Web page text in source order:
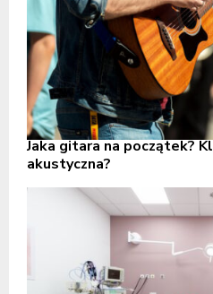
Jaka gitara na początek?
akustyczna?